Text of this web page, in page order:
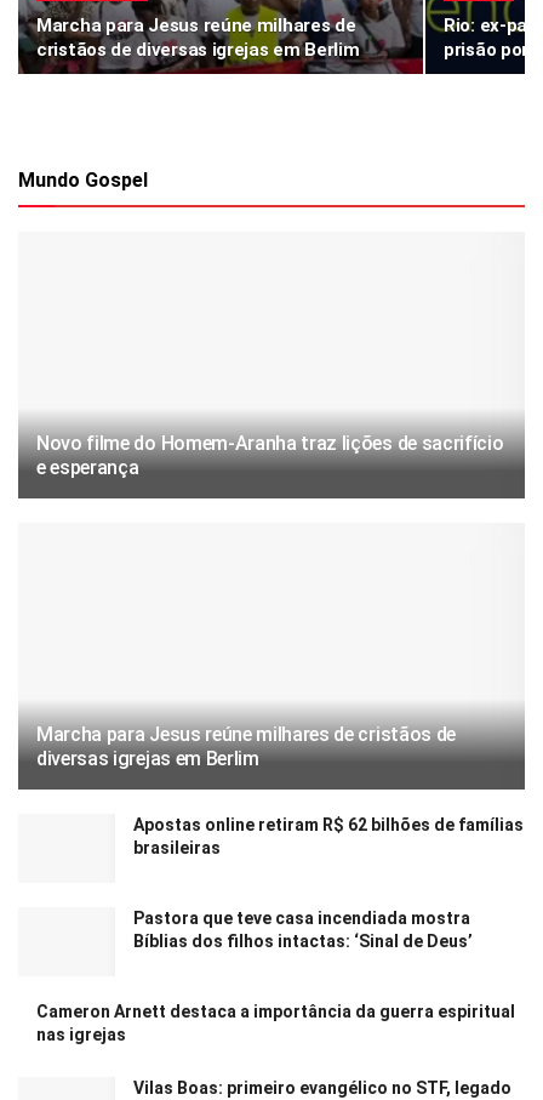
Marcha para Jesus reúne milhares de
cristãos de diversas igrejas em Berlim
Rio: ex-
prisão por
Mundo Gospel
Novo filme do Homem-Aranha traz lições de sacrifício
e esperança
Marcha para Jesus reúne milhares de cristãos de
diversas igrejas em Berlim
Apostas online retiram R$ 62 bilhões de famílias
brasileiras
Pastora que teve casa incendiada mostra
Bíblias dos filhos intactas: ‘Sinal de Deus’
Cameron Arnett destaca a importância da guerra espiritual
nas igrejas
Vilas Boas: primeiro evangélico no STF, legado